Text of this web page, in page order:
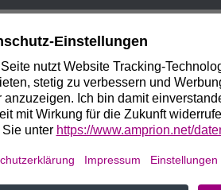
der Schäferstraße